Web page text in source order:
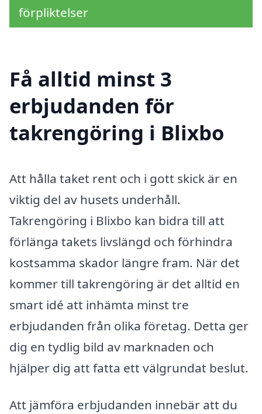
förpliktelser
Få alltid minst 3
erbjudanden för
takrengöring i Blixbo
Att hålla taket rent och i gott skick är en
viktig del av husets underhåll.
Takrengöring i Blixbo kan bidra till att
förlänga takets livslängd och förhindra
kostsamma skador längre fram. När det
kommer till takrengöring är det alltid en
smart idé att inhämta minst tre
erbjudanden från olika företag. Detta ger
dig en tydlig bild av marknaden och
hjälper dig att fatta ett välgrundat beslut.
Att jämföra erbjudanden innebär att du